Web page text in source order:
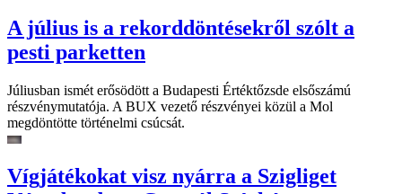
A július is a rekorddöntésekről szólt a
pesti parketten
Júliusban ismét erősödött a Budapesti Értéktőzsde elsőszámú
részvénymutatója. A BUX vezető részvényei közül a Mol
megdöntötte történelmi csúcsát.
Vígjátékokat visz nyárra a Szigliget